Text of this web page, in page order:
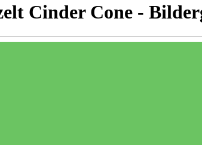
Cinder Cone -